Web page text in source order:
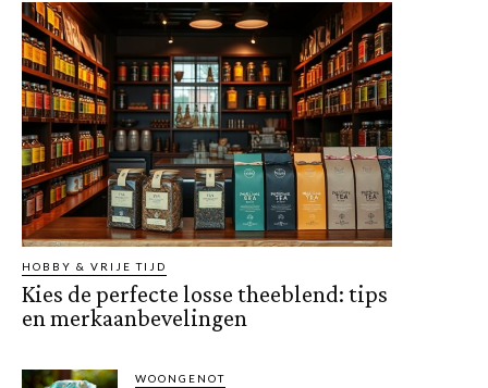
HOBBY & VRIJE TIJD
Kies de perfecte losse theeblend: tips
en merkaanbevelingen
WOONGENOT